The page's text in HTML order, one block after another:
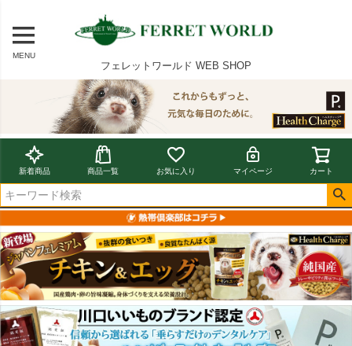
MENU
フェレットワールド WEB SHOP
新着商品 商品一覧 お気に入り マイページ カート